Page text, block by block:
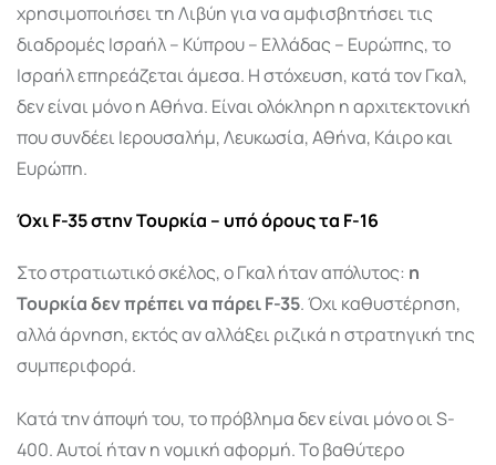
χρησιμοποιήσει τη Λιβύη για να αμφισβητήσει τις
διαδρομές Ισραήλ – Κύπρου – Ελλάδας – Ευρώπης, το
Ισραήλ επηρεάζεται άμεσα. Η στόχευση, κατά τον Γκαλ,
δεν είναι μόνο η Αθήνα. Είναι ολόκληρη η αρχιτεκτονική
που συνδέει Ιερουσαλήμ, Λευκωσία, Αθήνα, Κάιρο και
Ευρώπη.
Όχι F-35 στην Τουρκία – υπό όρους τα F-16
Στο στρατιωτικό σκέλος, ο Γκαλ ήταν απόλυτος: η
Τουρκία δεν πρέπει να πάρει F-35. Όχι καθυστέρηση,
αλλά άρνηση, εκτός αν αλλάξει ριζικά η στρατηγική της
συμπεριφορά.
Κατά την άποψή του, το πρόβλημα δεν είναι μόνο οι S-
400. Αυτοί ήταν η νομική αφορμή. Το βαθύτερο